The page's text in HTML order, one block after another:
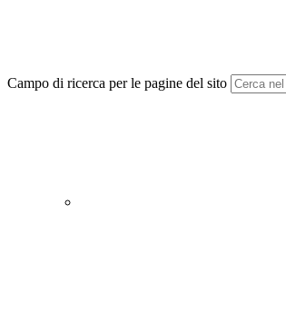
Campo di ricerca per le pagine del sito